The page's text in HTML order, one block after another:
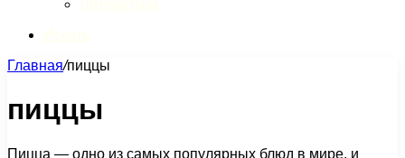
Главная/пиццы
пиццы
Пицца — одно из самых популярных блюд в мире, и